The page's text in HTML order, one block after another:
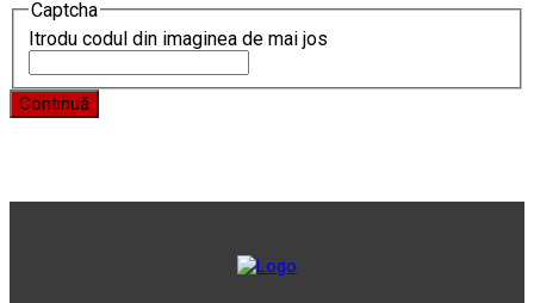
Captcha
Itrodu codul din imaginea de mai jos
Continuă